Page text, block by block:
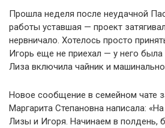
Прошла неделя после неудачной
работы уставшая — проект
нервничало. Хотелось просто
Игорь еще не приехал — у него была
Лиза включила чайник и
Новое сообщение в семейном чате
Маргарита Степановна написала:
Лизы и Игоря. Начинаем в полдень,